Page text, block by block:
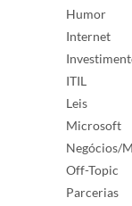
Humor
Internet
ITIL
Leis
Microsoft
Negócios/
Off-Topic
Parcerias